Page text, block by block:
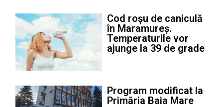
Cod roșu de caniculă
în Maramureș.
Temperaturile vor
ajunge la 39 de grade
Program modificat la
Primăria Baia Mare